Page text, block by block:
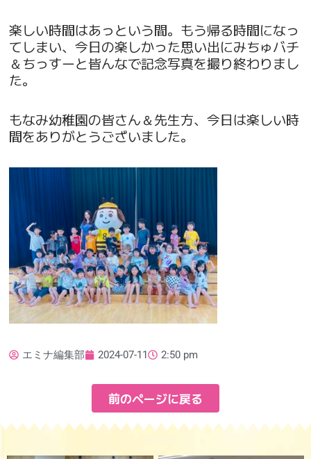
楽しい時間はあっという間。もう帰る時間になっ
てしまい、今日の楽しかった思い出にみちゅバチ
＆ちっすーと皆んなで記念写真を撮り終わりまし
た。
もなみ幼稚園の皆さん＆先生方、今日は楽しい時
間をありがとうございました。
エミナ編集部 2024-07-11 2:50 pm
前のページに戻る